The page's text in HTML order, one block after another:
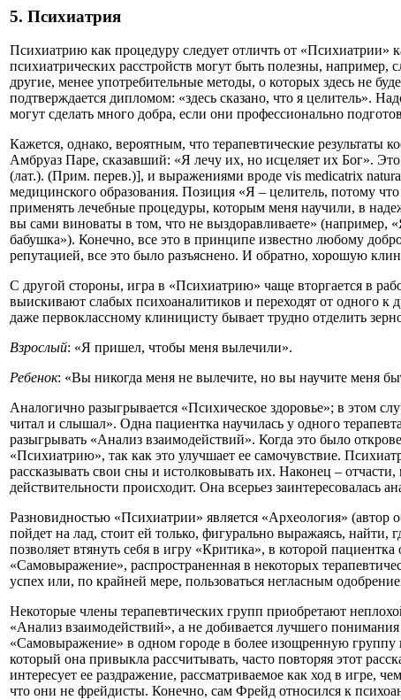
5. Психиатрия
Психиатрию как процедуру следует отличть от
психиатрических расстройств могут быть полезны, например,
другие, менее употребительные методы, о которых здесь не
подтверждается дипломом: «здесь сказано, что я целитель».
могут сделать много добра, если они профессионально
Кажется, однако, вероятным, что терапевтические
Амбруаз Паре, сказавший: «Я лечу их, но исцеляет их Бог».
(лат.). (Прим. перев.)], и выражениями вроде vis medicatrix
медицинского образования. Позиция «Я – целитель, потому
применять лечебные процедуры, которым меня научили, в
вы сами виноваты в том, что не выздоравливаете» (например,
бабушка»). Конечно, все это в принципе известно любому
репутацией, все это было разъяснено. И обратно, хорошую
С другой стороны, игра в «Психиатрию» чаще вторгается в
выискивают слабых психоаналитиков и переходят от одного к
даже первоклассному клиницисту бывает трудно отделить
Взрослый: «Я пришел, чтобы меня вылечили».
Ребенок: «Вы никогда меня не вылечите, но вы научите меня
Аналогично разыгрывается «Психическое здоровье»; в этом
читал и слышал». Одна пациентка научилась у одного
разыгрывать «Анализ взаимодействий». Когда это было
«Психиатрию», так как это улучшает ее самочувствие.
рассказывать свои сны и истолковывать их. Наконец –
действительности происходит. Она всерьез заинтересовалась
Разновидностью «Психиатрии» является «Археология»
пойдет на лад, стоит ей только, фигурально выражаясь,
позволяет втянуть себя в игру «Критика», в которой
«Самовыражение», распространенная в некоторых
успех или, по крайней мере, пользоваться негласным
Некоторые члены терапевтических групп приобретают
«Анализ взаимодействий», а не добивается лучшего
«Самовыражение» в одном городе в более изощренную группу
который она привыкла рассчитывать, часто повторяя этот
интересует ее раздражение, рассматриваемое как ход в игре,
что они не фрейдисты. Конечно, сам Фрейд относился к